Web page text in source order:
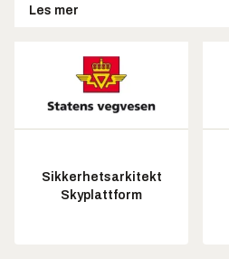
Les mer
Sikkerhetsarkitekt
Skyplattform